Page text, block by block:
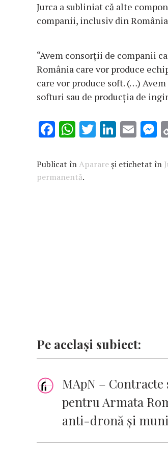
Jurca a subliniat că alte
companii, inclusiv din
“Avem consorţii de companii
România care vor produce
care vor produce soft. (…)
softuri sau de producţia de
F
e
b
W
at
s
T
it
Li
k
E
ai
Publicat înAparareși etichetat în
permanentă.
Pe același subiect:
MApN – Contracte
pentru Armata
anti-dronă și